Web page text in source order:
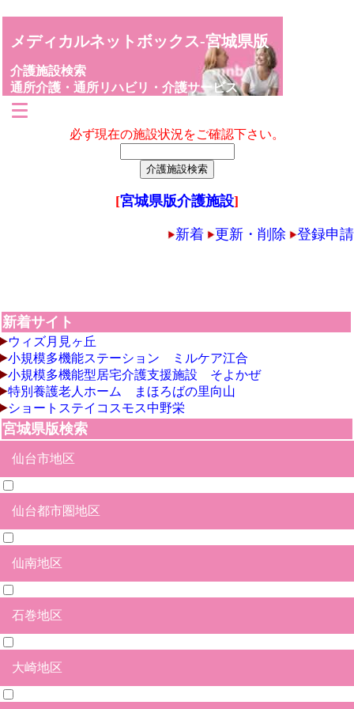
メディカルネットボックス-宮城県版
介護施設検索
通所介護・通所リハビリ・介護サービス
必ず現在の施設状況をご確認下さい。
[宮城県版介護施設]
新着 更新・削除 登録申請
新着サイト
ウィズ月見ヶ丘
小規模多機能ステーション ミルケア江合
小規模多機能型居宅介護支援施設 そよかぜ
特別養護老人ホーム まほろばの里向山
ショートステイコスモス中野栄
宮城県版検索
仙台市地区
青葉区
宮城野区
若林区
太白区
泉区
仙台都市圏地区
塩竃市
多賀城市
名取市
岩沼市
宮城郡松島町
宮城郡七ヶ浜町
宮城郡利府町
黒川郡大和町
黒川郡大郷町
富谷市
亘理郡亘理町
亘理郡山元町
仙南地区
白石市
角田市
刈田群蔵王町
刈田群七ヶ浜町
刈田群七ヶ宿町
柴田郡大河原町
柴田郡村田町
柴田郡柴田町
柴田郡川崎町
伊具郡丸森町
石巻地区
石巻市
東松島市
牡鹿郡女川町
大崎地区